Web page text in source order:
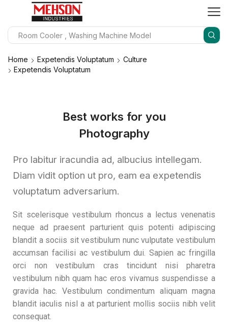
Home Expetendis Voluptatum
Culture
Expetendis Voluptatum
Best works for you
Photography
Pro labitur iracundia ad, albucius intellegam.
Diam vidit option ut pro, eam ea expetendis
voluptatum adversarium.
Sit scelerisque vestibulum rhoncus a lectus venenatis
neque ad praesent parturient quis potenti adipiscing
blandit a sociis sit vestibulum nunc vulputate vestibulum
accumsan facilisi ac vestibulum dui. Sapien ac fringilla
orci non vestibulum cras tincidunt nisi pharetra
vestibulum nibh quam hac eros vivamus suspendisse a
gravida hac. Vestibulum condimentum aliquam magna
blandit iaculis nisl a at parturient mollis sociis nibh velit
consequat.